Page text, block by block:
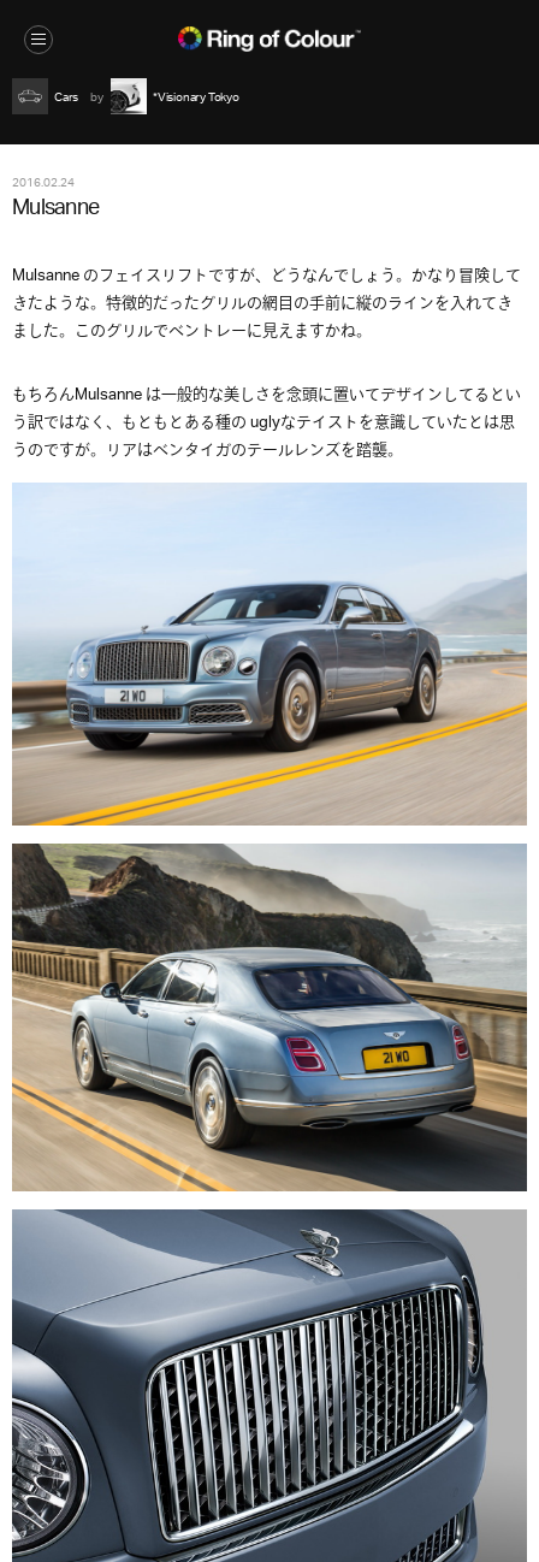
Cars *Visionary Tokyo
2016.02.24
Mulsanne
Mulsanne のフェイスリフトですが、どうなんでしょう。かなり冒険して
きたような。特徴的だったグリルの網目の手前に縦のラインを入れてき
ました。このグリルでベントレーに見えますかね。
もちろんMulsanne は一般的な美しさを念頭に置いてデザインしてるとい
う訳ではなく、もともとある種の uglyなテイストを意識していたとは思
うのですが。リアはベンタイガのテールレンズを踏襲。